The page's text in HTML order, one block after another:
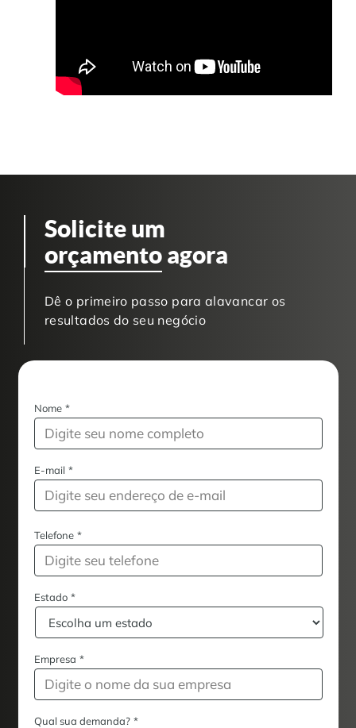
Solicite um
orçamento agora
Dê o primeiro passo para alavancar os
resultados do seu negócio
Nome *
E-mail *
Telefone *
Estado *
Empresa *
Qual sua demanda? *